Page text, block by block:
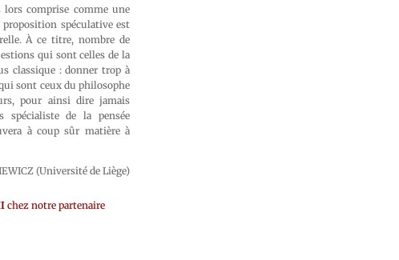
lors comprise comme une
spéculative est
À ce titre, nombre de
qui sont celles de la
classique : donner trop à
sont ceux du philosophe
pour ainsi dire jamais
de la pensée
à coup sûr matière à
(Université de Liège)
chez notre partenaire